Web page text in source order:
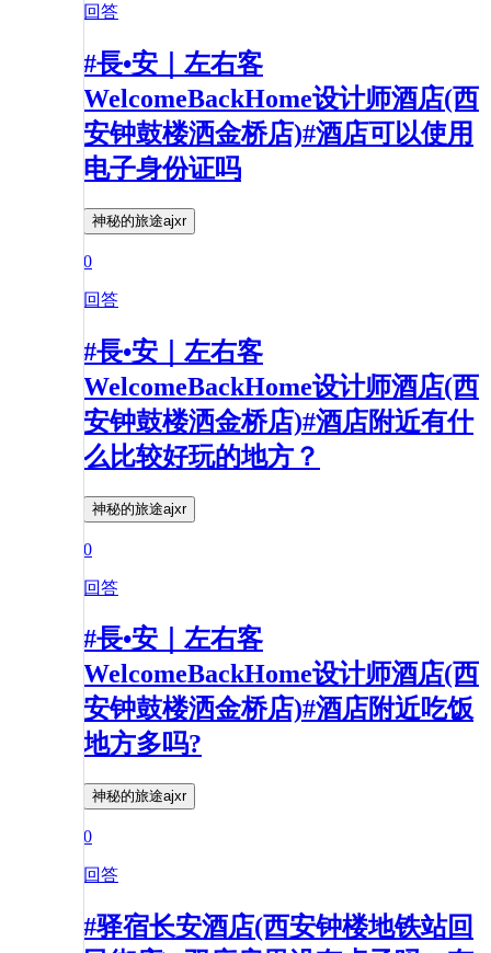
回答
#長•安｜左右客
WelcomeBackHome设计师酒店(西
安钟鼓楼洒金桥店)#酒店可以使用
电子身份证吗
神秘的旅途ajxr
0
回答
#長•安｜左右客
WelcomeBackHome设计师酒店(西
安钟鼓楼洒金桥店)#酒店附近有什
么比较好玩的地方？
神秘的旅途ajxr
0
回答
#長•安｜左右客
WelcomeBackHome设计师酒店(西
安钟鼓楼洒金桥店)#酒店附近吃饭
地方多吗?
神秘的旅途ajxr
0
回答
#驿宿长安酒店(西安钟楼地铁站回